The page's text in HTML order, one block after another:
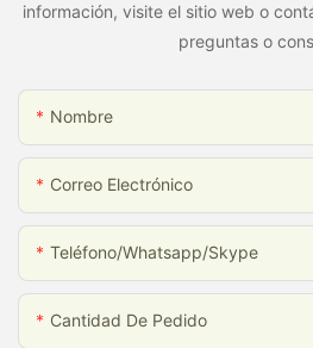
información, visite el sitio web o
preguntas o
Nombre
Correo Electrónico
Teléfono/whatsapp/skype
Cantidad De Pedido